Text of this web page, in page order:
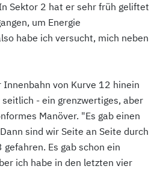
Sektor 2 hat er sehr früh geliftet
um Energie
habe ich versucht, mich neben
Innenbahn von Kurve 12 hinein
- ein grenzwertiges, aber
Manöver. "Es gab einen
sind wir Seite an Seite durch
Es gab schon ein
ich habe in den letzten vier